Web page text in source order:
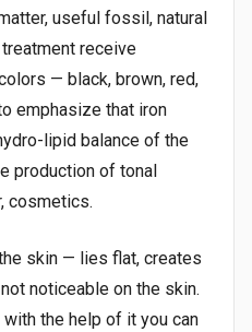
useful fossil, natural
receive
— black, brown, red,
emphasize that iron
lipid balance of the
production of tonal
cosmetics.
skin — lies flat, creates
noticeable on the skin.
with the help of it you can